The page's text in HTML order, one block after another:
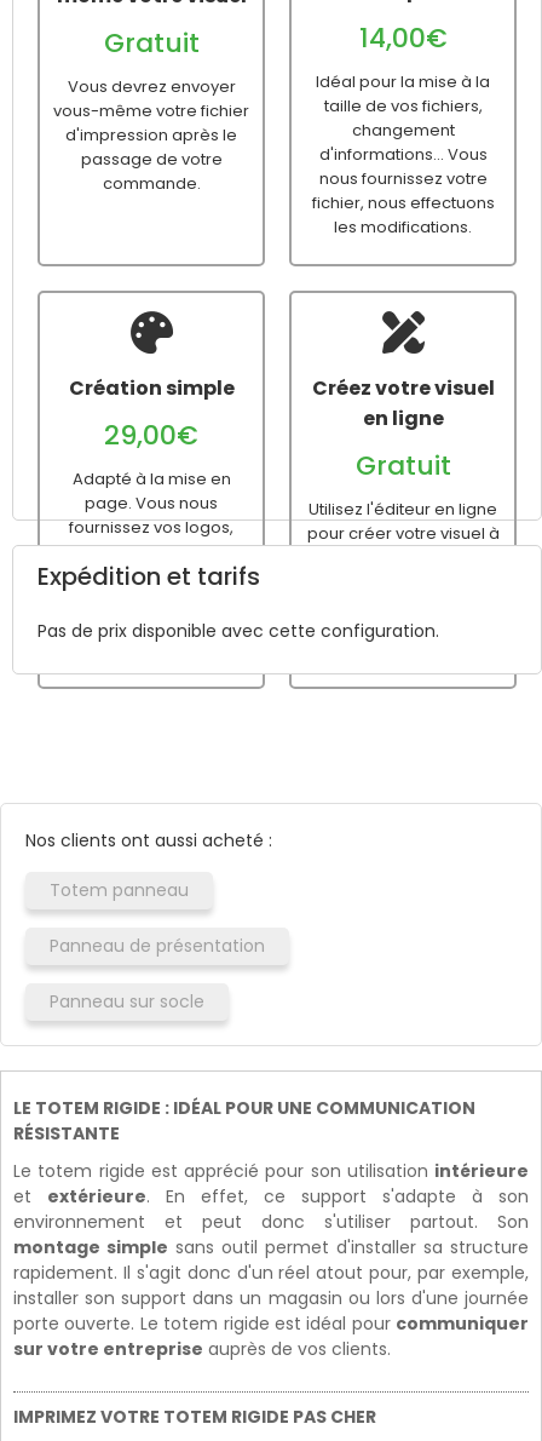
Gratuit
Vous devrez envoyer
vous-même votre fichier
d'impression après le
passage de votre
commande.
14,00€
Idéal pour la mise à la
taille de vos fichiers,
changement
d'informations... Vous
nous fournissez votre
fichier, nous effectuons
les modifications.
Création simple
29,00€
Adapté à la mise en
page. Vous nous
fournissez vos logos,
textes, images... Nous
nous chargeons de la
d'impression.
Créez votre visuel
en ligne
Gratuit
Utilisez l'éditeur en ligne
pour créer votre visuel à
commande.
Expédition et tarifs
Pas de prix disponible avec cette configuration.
Nos clients ont aussi acheté :
Totem panneau
Panneau de présentation
Panneau sur socle
LE TOTEM RIGIDE : IDÉAL POUR UNE COMMUNICATION
RÉSISTANTE
Le totem rigide est apprécié pour son utilisation intérieure
et extérieure. En effet, ce support s'adapte à son
environnement et peut donc s'utiliser partout. Son
montage simple sans outil permet d'installer sa structure
rapidement. Il s'agit donc d'un réel atout pour, par exemple,
installer son support dans un magasin ou lors d'une journée
porte ouverte. Le totem rigide est idéal pour communiquer
sur votre entreprise auprès de vos clients.
IMPRIMEZ VOTRE TOTEM RIGIDE PAS CHER